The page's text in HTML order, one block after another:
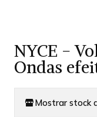
NYCE -
Ondas
Mostrar stock